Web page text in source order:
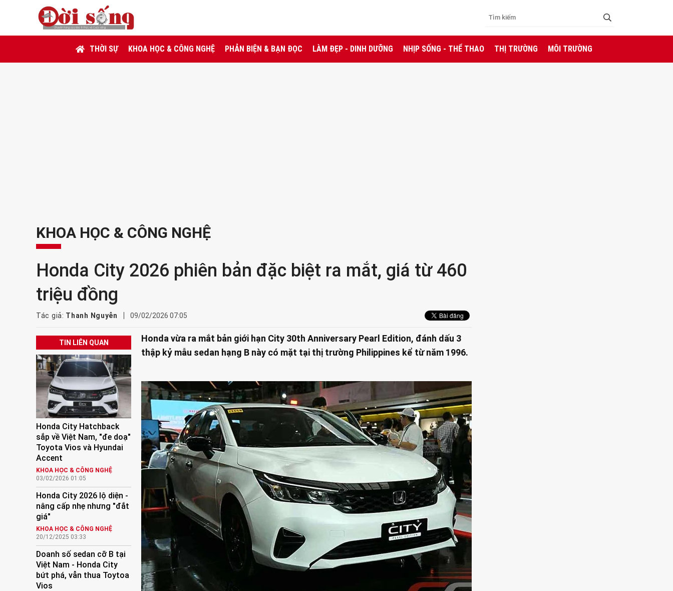
THỜI SỰ KHOA HỌC & CÔNG NGHỆ PHẢN BIỆN & BẠN ĐỌC LÀM ĐẸP - DINH DƯỠNG NHỊP SỐNG - THỂ THAO THỊ TRƯỜNG MÔI TRƯỜNG
KHOA HỌC & CÔNG NGHỆ
Honda City 2026 phiên bản đặc biệt ra mắt, giá từ 460
triệu đồng
Tác giả: Thanh Nguyễn 09/02/2026 07:05
TIN LIÊN QUAN
Honda City Hatchback
sắp về Việt Nam, "đe doạ"
Toyota Vios và Hyundai
Accent
KHOA HỌC & CÔNG NGHỆ
03/02/2026 01:05
Honda City 2026 lộ diện -
nâng cấp nhẹ nhưng "đắt
giá"
KHOA HỌC & CÔNG NGHỆ
20/12/2025 03:33
Doanh số sedan cỡ B tại
Việt Nam - Honda City
bứt phá, vẫn thua Toytoa
Vios
Honda vừa ra mắt bản giới hạn City 30th Anniversary Pearl Edition, đánh dấu 3
thập kỷ mẫu sedan hạng B này có mặt tại thị trường Philippines kể từ năm 1996.